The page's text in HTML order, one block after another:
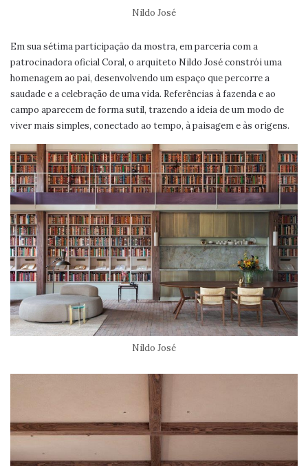
Nildo José
Em sua sétima participação da mostra, em parceria com a
patrocinadora oficial Coral, o arquiteto Nildo José constrói uma
homenagem ao pai, desenvolvendo um espaço que percorre a
saudade e a celebração de uma vida. Referências à fazenda e ao
campo aparecem de forma sutil, trazendo a ideia de um modo de
viver mais simples, conectado ao tempo, à paisagem e às origens.
Nildo José